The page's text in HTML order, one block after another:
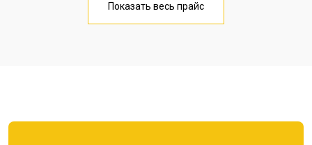
Замена кнопки включения от 1750 ₽
Показать весь прайс